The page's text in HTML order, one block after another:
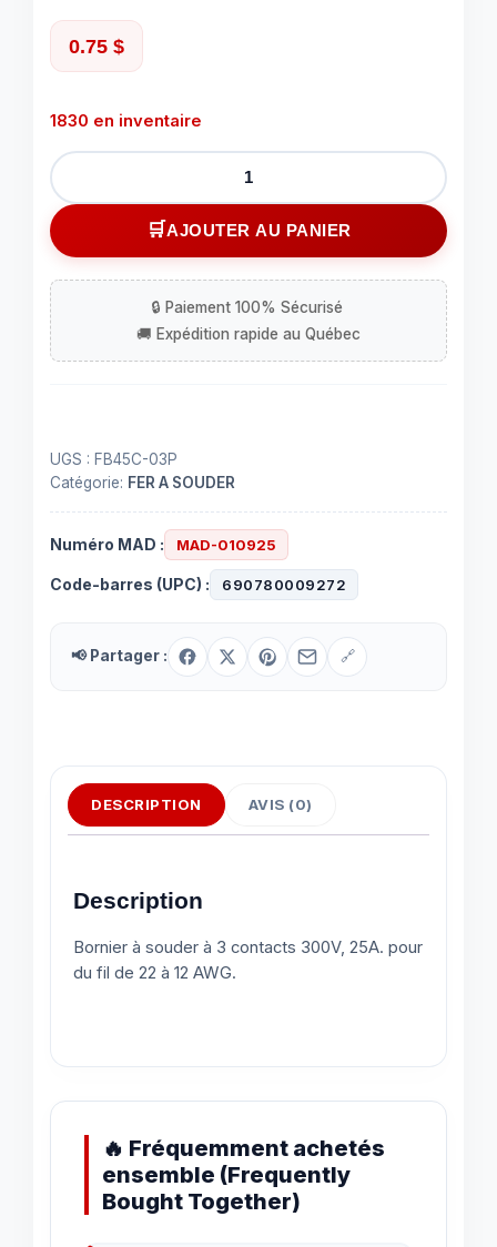
0.75 $
1830 en inventaire
quantité
de
Bornier
à
300V
25
ampères
AJOUTER AU PANIER
UGS : FB45C-03P
Catégorie: FER A SOUDER
Numéro MAD : MAD-010925
Code-barres (UPC) : 690780009272
📢 Partager : 🔗
DESCRIPTION AVIS (0)
Description
Bornier à souder à 3 contacts 300V, 25A. pour
du fil de 22 à 12 AWG.
🔥 Fréquemment achetés
ensemble (Frequently
Bought Together)